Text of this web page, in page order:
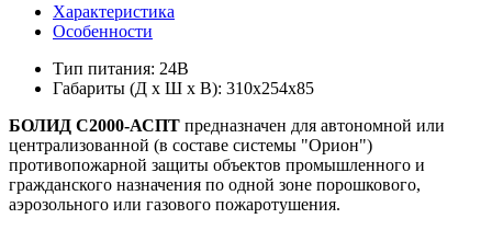
Характеристика
Особенности
Тип питания: 24В
Габариты (Д х Ш х В): 310x254x85
БОЛИД С2000-АСПТ предназначен для автономной или
централизованной (в составе системы "Орион")
противопожарной защиты объектов промышленного и
гражданского назначения по одной зоне порошкового,
аэрозольного или газового пожаротушения.